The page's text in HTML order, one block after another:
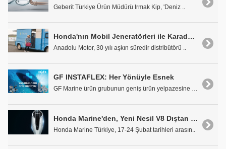
Geberit Türkiye Ürün Müdürü Irmak Kip, 'Deniz ..
Honda'nın Mobil Jeneratörleri ile Karada ve Denizde 'Güç' Sizinle Olsun
Anadolu Motor, 30 yılı aşkın süredir distribütörü ..
GF INSTAFLEX: Her Yönüyle Esnek
GF Marine ürün grubunun geniş ürün yelpazesine sah..
Honda Marine'den, Yeni Nesil V8 Dıştan Takma Motor BF350
Honda Marine Türkiye, 17-24 Şubat tarihleri arasın..